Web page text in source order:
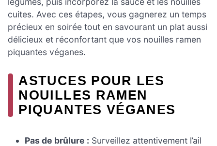
cuites. Avec ces étapes, vous gagnerez un temps
précieux en soirée tout en savourant un plat aussi
délicieux et réconfortant que vos nouilles ramen
piquantes véganes.
ASTUCES POUR LES
NOUILLES RAMEN
PIQUANTES VÉGANES
Pas de brûlure : Surveillez attentivement l’ail